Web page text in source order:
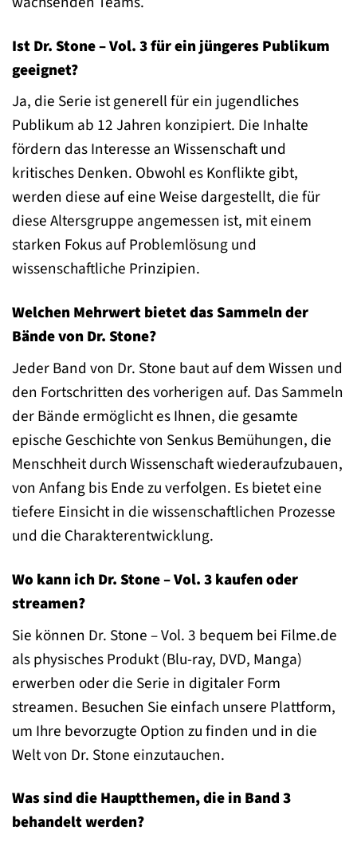
Ist Dr. Stone – Vol. 3 für ein jüngeres Publikum
geeignet?
Ja, die Serie ist generell für ein jugendliches
Publikum ab 12 Jahren konzipiert. Die Inhalte
fördern das Interesse an Wissenschaft und
kritisches Denken. Obwohl es Konflikte gibt,
werden diese auf eine Weise dargestellt, die für
diese Altersgruppe angemessen ist, mit einem
starken Fokus auf Problemlösung und
wissenschaftliche Prinzipien.
Welchen Mehrwert bietet das Sammeln der
Bände von Dr. Stone?
Jeder Band von Dr. Stone baut auf dem Wissen und
den Fortschritten des vorherigen auf. Das Sammeln
der Bände ermöglicht es Ihnen, die gesamte
epische Geschichte von Senkus Bemühungen, die
Menschheit durch Wissenschaft wiederaufzubauen,
von Anfang bis Ende zu verfolgen. Es bietet eine
tiefere Einsicht in die wissenschaftlichen Prozesse
und die Charakterentwicklung.
Wo kann ich Dr. Stone – Vol. 3 kaufen oder
streamen?
Sie können Dr. Stone – Vol. 3 bequem bei Filme.de
als physisches Produkt (Blu-ray, DVD, Manga)
erwerben oder die Serie in digitaler Form
streamen. Besuchen Sie einfach unsere Plattform,
um Ihre bevorzugte Option zu finden und in die
Welt von Dr. Stone einzutauchen.
Was sind die Hauptthemen, die in Band 3
behandelt werden?